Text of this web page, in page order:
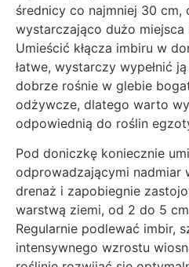
średnicy co najmniej 30 cm,
wystarczająco dużo
Umieścić kłącza imbiru w
łatwe, wystarczy wypełnić
dobrze rośnie w glebie
odżywcze, dlatego warto
odpowiednią do roślin
Pod doniczkę koniecznie
odprowadzającymi nadmiar
drenaż i zapobiegnie
warstwą ziemi, od 2 do 5
Regularnie podlewać imbir,
intensywnego wzrostu